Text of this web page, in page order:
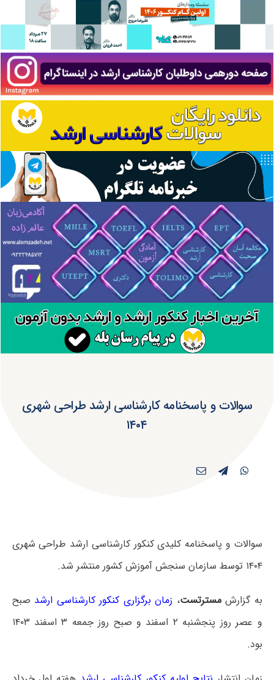
سوالات و پاسخنامه کارشناسی ارشد طراحی شهری
۱۴۰۴
سوالات و پاسخنامه کلیدی کنکور کارشناسی ارشد طراحی شهری
۱۴۰۴ توسط سازمان سنجش آموزش کشور منتشر شد.
به گزارشمسترتست، زمان برگزاری کنکور کارشناسی ارشد صبح
و عصر روز پنجشنبه ۲ اسفند و صبح روز جمعه ۳ اسفند ۱۴۰۳
بود.